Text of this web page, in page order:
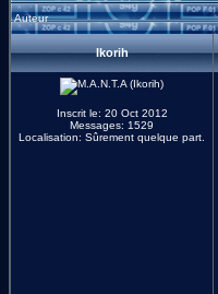
Auteur
Ikorih
Inscrit le: 20 Oct 2012
Messages: 1529
Localisation: Sûrement quelque part.